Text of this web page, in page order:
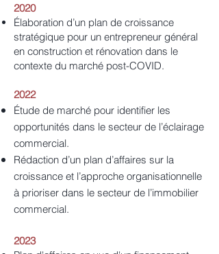
2020
Élaboration d’un plan de croissance
stratégique pour un entrepreneur général
en construction et rénovation dans le
contexte du marché post-COVID.
2022
Étude de marché pour identifier les
opportunités dans le secteur de l’éclairage
commercial.
Rédaction d’un plan d’affaires sur la
croissance et l’approche organisationnelle
à prioriser dans le secteur de l’immobilier
commercial.
2023